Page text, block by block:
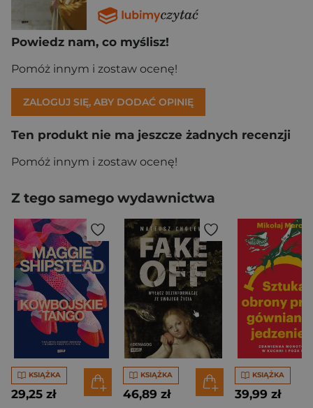
Powiedz nam, co myślisz!
Pomóż innym i zostaw ocenę!
ZALOGUJ SIĘ, ABY DODAĆ OPINIĘ
Ten produkt nie ma jeszcze żadnych recenzji
Pomóż innym i zostaw ocenę!
Z tego samego wydawnictwa
KSIĄŻKA
29,25 zł
KSIĄŻKA
46,89 zł
KSIĄŻKA
39,99 zł